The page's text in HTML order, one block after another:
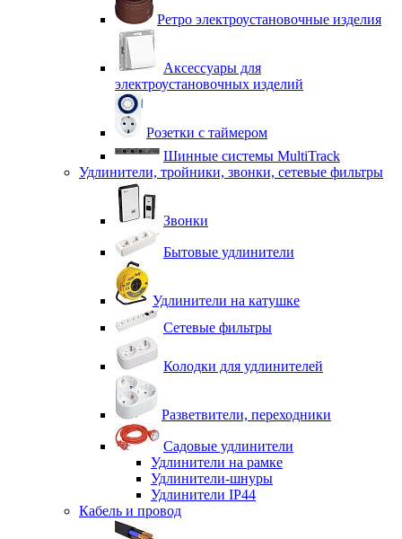
Ретро электроустановочные изделия
Аксессуары для
электроустановочных изделий
Розетки с таймером
Шинные системы MultiTrack
Удлинители, тройники, звонки, сетевые фильтры
Звонки
Бытовые удлинители
Удлинители на катушке
Сетевые фильтры
Колодки для удлинителей
Разветвители, переходники
Садовые удлинители
Удлинители на рамке
Удлинители-шнуры
Удлинители IP44
Кабель и провод